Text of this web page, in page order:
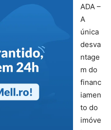
ADA –
A
única
desva
ntage
m do
financ
iamen
to do
imóve